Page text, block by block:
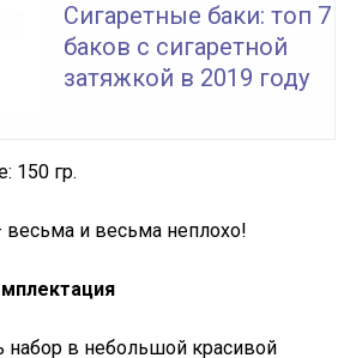
Сигаретные баки: топ 7
баков с сигаретной
затяжкой в 2019 году
150 гр.
весьма и весьма неплохо!
набор в небольшой красивой